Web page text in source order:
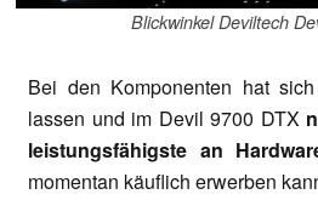
Blickwinkel Deviltech
Bei den Komponenten hat
lassen und im Devil 9700 DTX
leistungsfähigste an
momentan käuflich erwerben